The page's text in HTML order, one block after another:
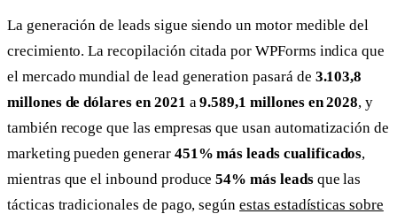
La generación de leads sigue siendo un motor medible del
crecimiento. La recopilación citada por WPForms indica que
el mercado mundial de lead generation pasará de 3.103,8
millones de dólares en 2021 a9.589,1 millones en 2028, y
también recoge que las empresas que usan automatización de
marketing pueden generar 451% más leads cualificados,
mientras que el inbound produce54% más leadsque las
tácticas tradicionales de pago, segúnestas estadísticas sobre